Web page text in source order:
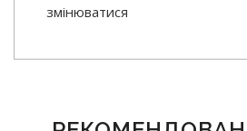
змінюватися